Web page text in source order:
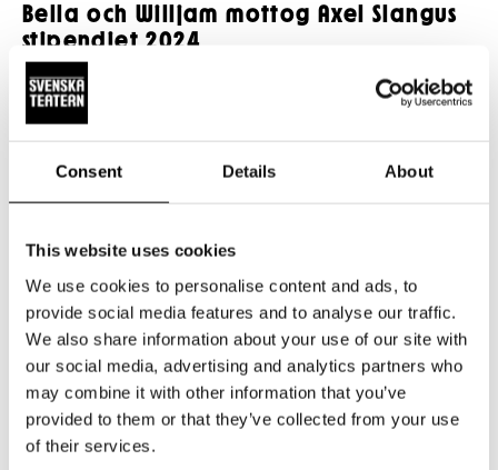
Consent Details About
This website uses cookies
We use cookies to personalise content and ads, to
provide social media features and to analyse our traffic.
We also share information about your use of our site with
our social media, advertising and analytics partners who
may combine it with other information that you’ve
provided to them or that they’ve collected from your use
of their services.
Bella och Willjam mottog Axel Slangus
stipendiet 2024
Grattis till stipendiet! Stipendie- och fördelningsnämnden
vid Svenska Teatern premierar varje vår två studerande från
Teaterhögskolan med ett stipendium ur Axel Slangus fond. I
år går stipendierna till Bella Paasimäki och Willjam
Tigerstedt. Stipendiet delades ut av teaterchef Joachim